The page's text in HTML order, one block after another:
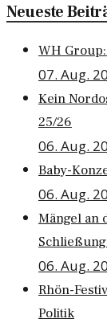
Neueste
WH
07. Aug.
Kein
25/26
06. Aug.
Baby-
06. Aug.
Mängel an
06. Aug.
Rhön-
Politik